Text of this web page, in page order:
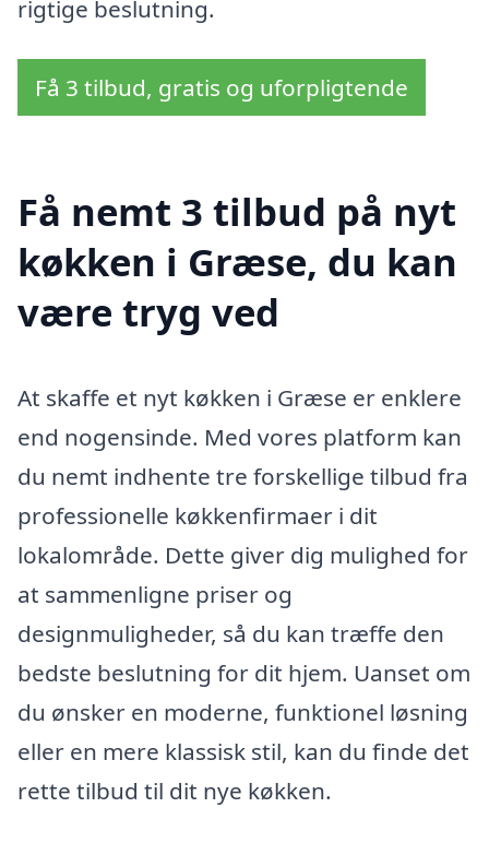
rigtige beslutning.
Få 3 tilbud, gratis og uforpligtende
Få nemt 3 tilbud på nyt
køkken i Græse, du kan
være tryg ved
At skaffe et nyt køkken i Græse er enklere
end nogensinde. Med vores platform kan
du nemt indhente tre forskellige tilbud fra
professionelle køkkenfirmaer i dit
lokalområde. Dette giver dig mulighed for
at sammenligne priser og
designmuligheder, så du kan træffe den
bedste beslutning for dit hjem. Uanset om
du ønsker en moderne, funktionel løsning
eller en mere klassisk stil, kan du finde det
rette tilbud til dit nye køkken.